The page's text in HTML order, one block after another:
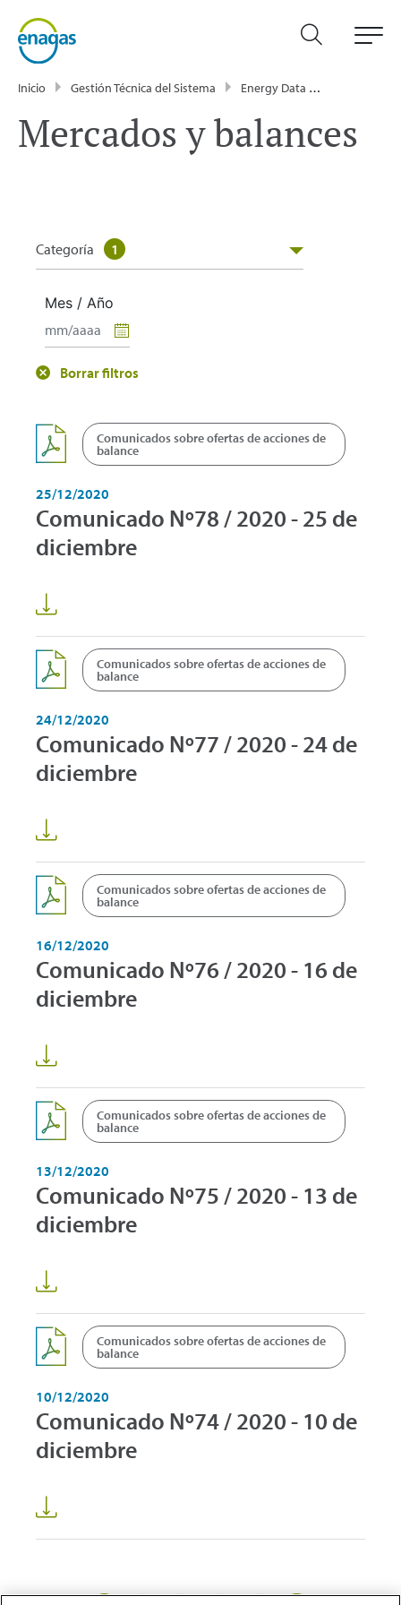
Inicio Gestión Técnica del Sistema Energy Data
Mercados y balances
Categoría 1
Mes / Año
Borrar filtros
Comunicados sobre ofertas de acciones de
balance
25/12/2020
Comunicado Nº78 / 2020 - 25 de
diciembre
Comunicados sobre ofertas de acciones de
balance
24/12/2020
Comunicado Nº77 / 2020 - 24 de
diciembre
Comunicados sobre ofertas de acciones de
balance
16/12/2020
Comunicado Nº76 / 2020 - 16 de
diciembre
Comunicados sobre ofertas de acciones de
balance
13/12/2020
Comunicado Nº75 / 2020 - 13 de
diciembre
Comunicados sobre ofertas de acciones de
balance
10/12/2020
Comunicado Nº74 / 2020 - 10 de
diciembre